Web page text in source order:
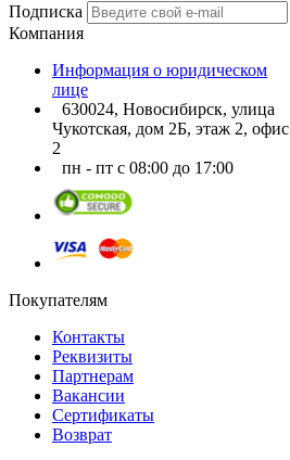
Подписка
Компания
Информация о юридическом
лице
630024, Новосибирск, улица
Чукотская, дом 2Б, этаж 2, офис
2
пн - пт с 08:00 до 17:00
Покупателям
Контакты
Реквизиты
Партнерам
Вакансии
Сертификаты
Возврат